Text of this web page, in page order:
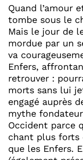
Quand l’amour
tombe sous le
Mais le jour de
mordue par un
va
Enfers,
retrouver :
morts sans lui
engagé auprès
mythe
Occident parce
chant plus forts
que les Enfers.